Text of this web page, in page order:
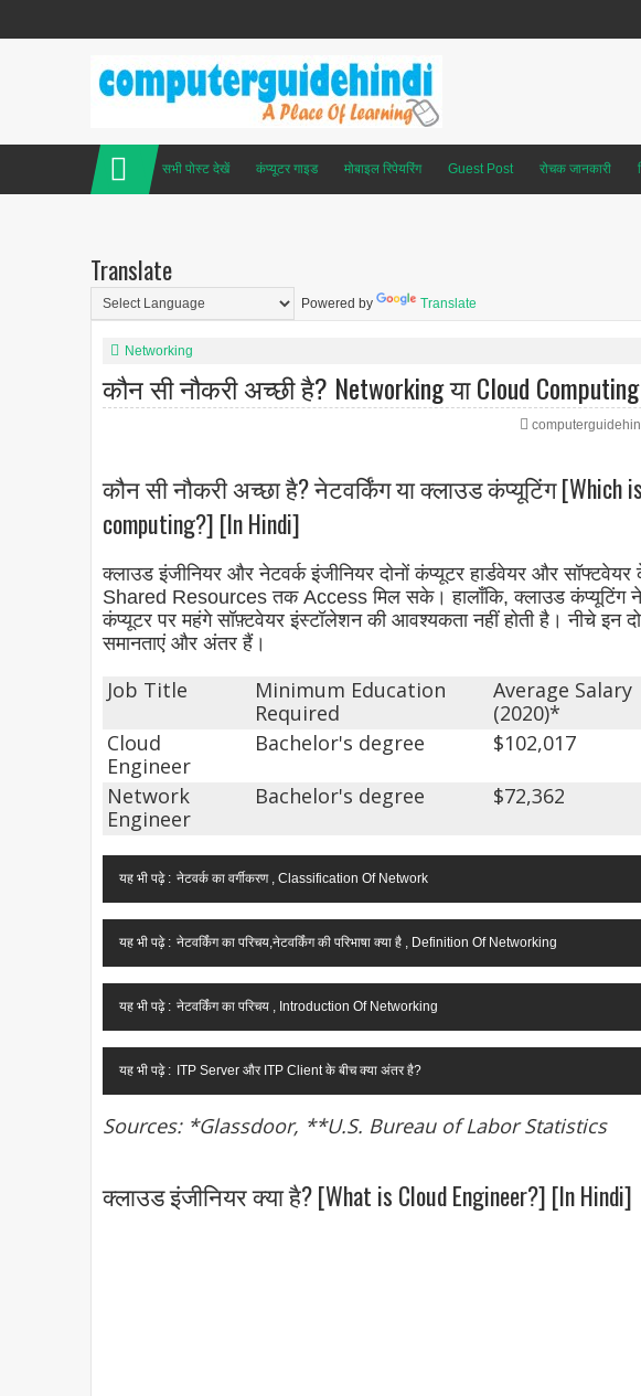
सभी पोस्ट देखें कंप्यूटर गाइड मोबाइल रिपेयरिंग Guest Post रोचक जानकारी
Translate
Powered by Translate
Networking
कौन सी नौकरी अच्छी है? Networking या Cloud Computing
कौन सी नौकरी अच्छा है? नेटवर्किंग या क्लाउड कंप्यूटिंग [Which
computing?] [In Hindi]
क्लाउड इंजीनियर और नेटवर्क इंजीनियर दोनों कंप्यूटर हार्डवेयर और
Shared Resources तक Access मिल सके। हालाँकि, क्लाउड कंप्यूटिंग
कंप्यूटर पर महंगे सॉफ़्टवेयर इंस्टॉलेशन की आवश्यकता नहीं होती है। नीचे इन
समानताएं और अंतर हैं।
Job Title
Minimum Education
Required
Average Salary
(2020)*
Cloud
Engineer
Bachelor's degree $102,017
Network
Engineer
Bachelor's degree $72,362
यह भी पढ़े : नेटवर्क का वर्गीकरण , Classification Of Network
यह भी पढ़े : नेटवर्किंग का परिचय,नेटवर्किंग की परिभाषा क्या है , Definition Of Networking
यह भी पढ़े : नेटवर्किंग का परिचय , Introduction Of Networking
यह भी पढ़े : ITP Server और ITP Client के बीच क्या अंतर है?
Sources: *Glassdoor, **U.S. Bureau of Labor Statistics
क्लाउड इंजीनियर क्या है? [What is Cloud Engineer?] [In Hindi]